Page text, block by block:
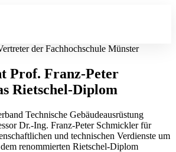
der Fachhochschule Münster
Prof. Franz-Peter
Rietschel-Diplom
Technische Gebäudeausrüstung
Dr.-Ing. Franz-Peter Schmickler für
und technischen Verdienste um
renommierten Rietschel-Diplom